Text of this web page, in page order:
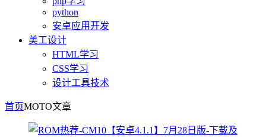
python
安卓应用开发
美工设计
HTML学习
CSS学习
设计工具技术
首页MOTO文章